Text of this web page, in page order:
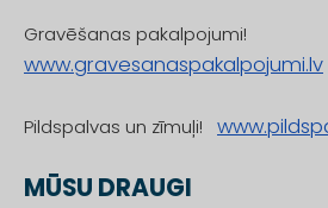
Gravēšanas pakalpojumi!
www.gravesanaspakalpojumi.lv
Pildspalvas un zīmuļi!
MŪSU DRAUGI